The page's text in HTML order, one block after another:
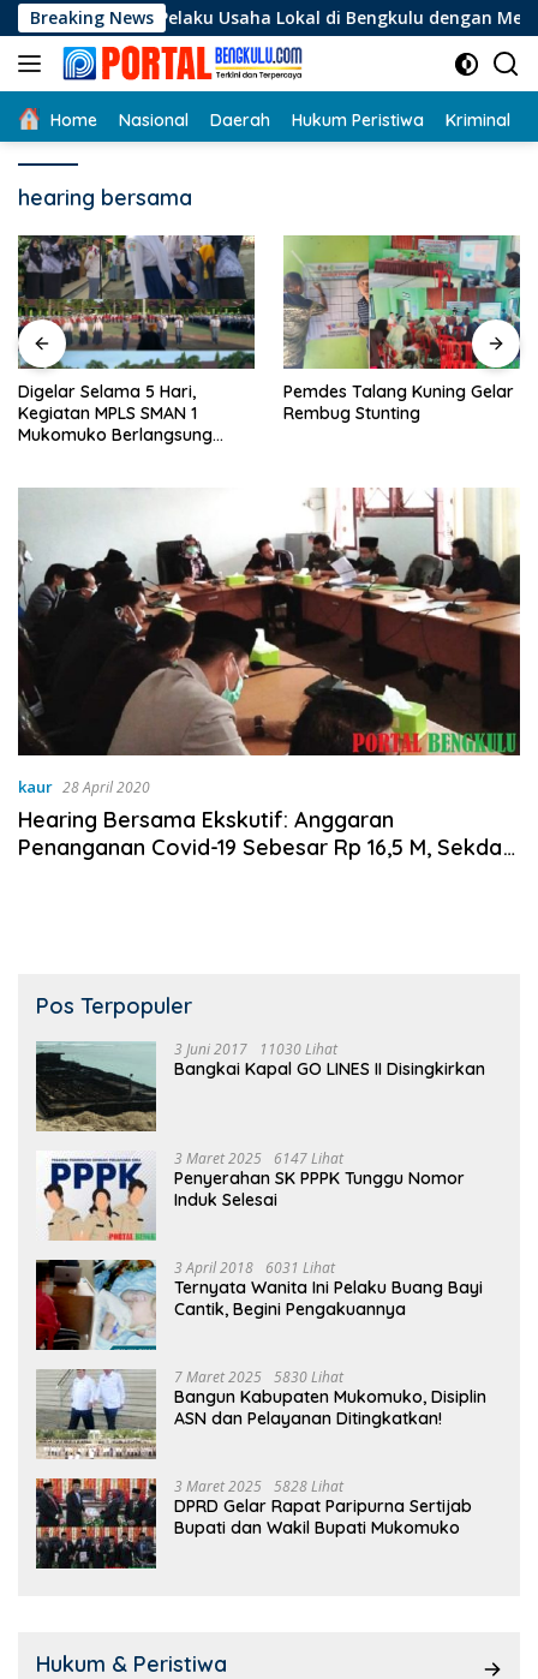
Langsung
ke
konten
Breaking News
Pelaku Usaha Lokal di Bengkulu dengan Meningkatkan
Home Nasional Daerah Hukum Peristiwa Kriminal
hearing bersama
Digelar Selama 5 Hari,
Kegiatan MPLS SMAN 1
Mukomuko Berlangsung
Pemdes Talang Kuning Gelar
Rembug Stunting
kaur 28 April 2020
Hearing Bersama Ekskutif: Anggaran
Penanganan Covid-19 Sebesar Rp 16,5 M, Sekda
Pos Terpopuler
3 Juni 2017 11030 Lihat
Bangkai Kapal GO LINES II Disingkirkan
3 Maret 2025 6147 Lihat
Penyerahan SK PPPK Tunggu Nomor
Induk Selesai
3 April 2018 6031 Lihat
Ternyata Wanita Ini Pelaku Buang Bayi
Cantik, Begini Pengakuannya
7 Maret 2025 5830 Lihat
Bangun Kabupaten Mukomuko, Disiplin
ASN dan Pelayanan Ditingkatkan!
3 Maret 2025 5828 Lihat
DPRD Gelar Rapat Paripurna Sertijab
Bupati dan Wakil Bupati Mukomuko
Hukum & Peristiwa